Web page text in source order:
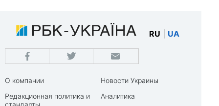
RU UA
О компании
Редакционная политика и
Новости Украины
Аналитика